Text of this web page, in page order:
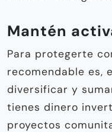
Mantén
Para protegerte
recomendable es,
diversificar y
tienes dinero
proyectos